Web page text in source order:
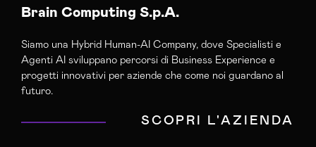
Brain Computing S.p.A.
Siamo una Hybrid Human-AI Company, dove Specialisti e
Agenti AI sviluppano percorsi di Business Experience e
progetti innovativi per aziende che come noi guardano al
futuro.
SCOPRI L'AZIENDA